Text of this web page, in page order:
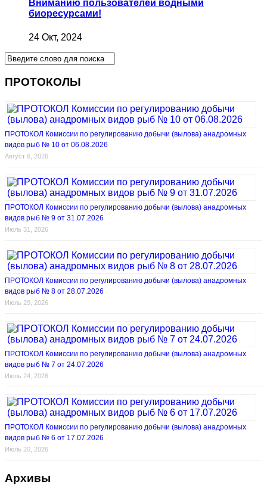
Вниманию пользователей водными
биоресурсами!
24 Окт, 2024
ПРОТОКОЛЫ
ПРОТОКОЛ Комиссии по регулированию добычи (вылова) анадромных
видов рыб № 10 от 06.08.2026
Август 6, 2026
ПРОТОКОЛ Комиссии по регулированию добычи (вылова) анадромных
видов рыб № 9 от 31.07.2026
Июль 31, 2026
ПРОТОКОЛ Комиссии по регулированию добычи (вылова) анадромных
видов рыб № 8 от 28.07.2026
Июль 29, 2026
ПРОТОКОЛ Комиссии по регулированию добычи (вылова) анадромных
видов рыб № 7 от 24.07.2026
Июль 24, 2026
ПРОТОКОЛ Комиссии по регулированию добычи (вылова) анадромных
видов рыб № 6 от 17.07.2026
Июль 20, 2026
Архивы